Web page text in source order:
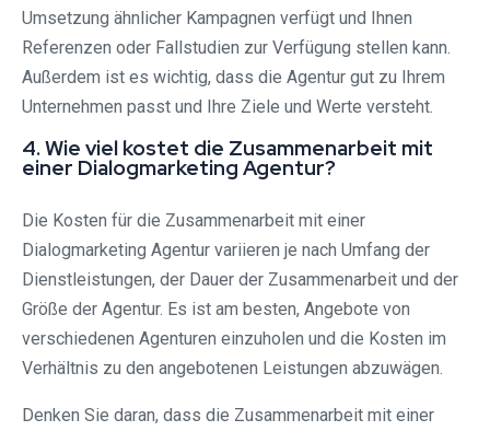
Umsetzung ähnlicher Kampagnen verfügt und Ihnen
Referenzen oder Fallstudien zur Verfügung stellen kann.
Außerdem ist es wichtig, dass die Agentur gut zu Ihrem
Unternehmen passt und Ihre Ziele und Werte versteht.
4. Wie viel kostet die Zusammenarbeit mit
einer Dialogmarketing Agentur?
Die Kosten für die Zusammenarbeit mit einer
Dialogmarketing Agentur variieren je nach Umfang der
Dienstleistungen, der Dauer der Zusammenarbeit und der
Größe der Agentur. Es ist am besten, Angebote von
verschiedenen Agenturen einzuholen und die Kosten im
Verhältnis zu den angebotenen Leistungen abzuwägen.
Denken Sie daran, dass die Zusammenarbeit mit einer